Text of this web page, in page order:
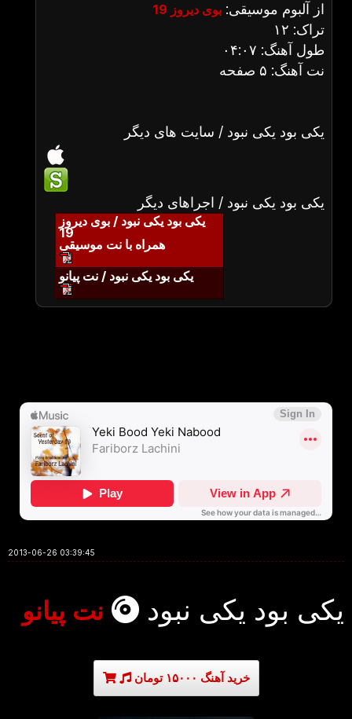
از آلبوم موسیقی: بوی دیروز 19
تراک: ۱۲
طول آهنگ: ۰۴:۰۷
نت آهنگ: ۵ صفحه
یکی بود یکی نبود / سایت های دیگر
یکی بود یکی نبود / اجراهای دیگر
یکی بود یکی نبود / بوی دیروز
19
همراه با نت موسیقی
یکی بود یکی نبود / نت پیانو
2013-06-26 03:39:45
یکی بود یکی نبود نت پیانو
خرید آهنگ ۱۵۰۰۰ تومان